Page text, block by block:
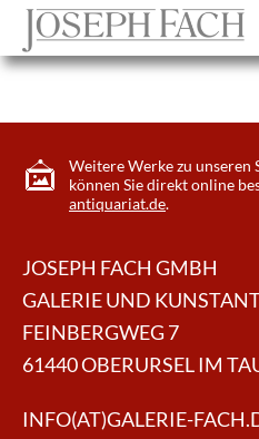
Weitere Werke zu unseren
können Sie direkt online
antiquariat.de.
JOSEPH FACH GMBH
GALERIE UND
FEINBERGWEG 7
61440 OBERURSEL IM
INFO(AT)GALERIE-